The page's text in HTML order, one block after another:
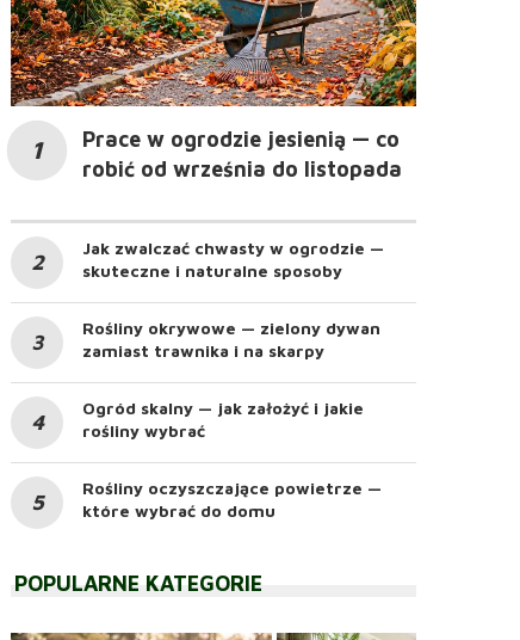
Prace w ogrodzie jesienią — co
robić od września do listopada
Jak zwalczać chwasty w ogrodzie —
skuteczne i naturalne sposoby
Rośliny okrywowe — zielony dywan
zamiast trawnika i na skarpy
Ogród skalny — jak założyć i jakie
rośliny wybrać
Rośliny oczyszczające powietrze —
które wybrać do domu
POPULARNE KATEGORIE